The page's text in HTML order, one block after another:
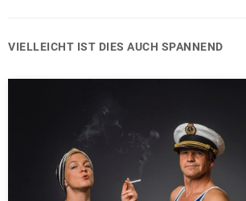
VIELLEICHT IST DIES AUCH SPANNEND